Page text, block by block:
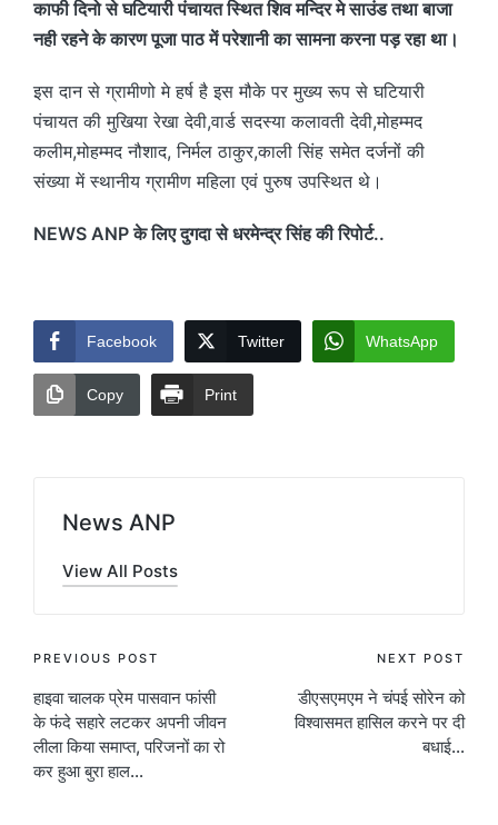
काफी दिनो से घटियारी पंचायत स्थित शिव मन्दिर मे साउंड तथा बाजा
नही रहने के कारण पूजा पाठ में परेशानी का सामना करना पड़ रहा था।
इस दान से ग्रामीणो मे हर्ष है इस मौके पर मुख्य रूप से घटियारी
पंचायत की मुखिया रेखा देवी,वार्ड सदस्या कलावती देवी,मोहम्मद
कलीम,मोहम्मद नौशाद, निर्मल ठाकुर,काली सिंह समेत दर्जनों की
संख्या में स्थानीय ग्रामीण महिला एवं पुरुष उपस्थित थे।
NEWS ANP के लिए दुगदा से धरमेन्द्र सिंह की रिपोर्ट..
Facebook Twitter WhatsApp
Copy Print
News ANP
View All Posts
Post
navigation
PREVIOUS POST
हाइवा चालक प्रेम पासवान फांसी
के फंदे सहारे लटकर अपनी जीवन
लीला किया समाप्त, परिजनों का रो
कर हुआ बुरा हाल…
NEXT POST
डीएसएमएम ने चंपई सोरेन को
विश्वासमत हासिल करने पर दी
बधाई…